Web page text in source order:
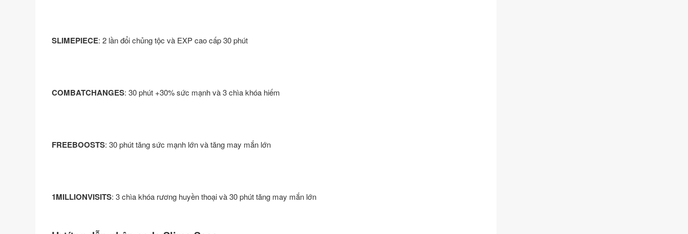
SLIMEPIECE: 2 lần đổi chủng tộc và EXP cao cấp 30 phút
COMBATCHANGES: 30 phút +30% sức mạnh và 3 chìa khóa hiếm
FREEBOOSTS: 30 phút tăng sức mạnh lớn và tăng may mắn lớn
1MILLIONVISITS: 3 chìa khóa rương huyền thoại và 30 phút tăng may mắn lớn